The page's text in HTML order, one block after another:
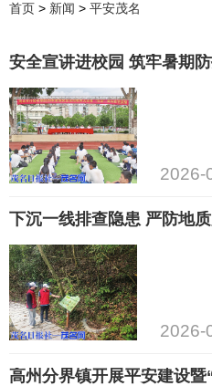
首页 > 新闻 > 平安茂名
安全宣讲进校园 筑牢暑期
2026-
下沉一线排查隐患 严防地
2026-
高州分界镇开展平安建设